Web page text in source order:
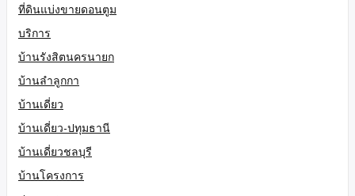
ที่ดินแบ่งขายดอนตูม
บริการ
บ้านรังสิตนครนายก
บ้านลำลูกกา
บ้านเดี่ยว
บ้านเดี่ยว-ปทุมธานี
บ้านเดี่ยวชลบุรี
บ้านโครงการ